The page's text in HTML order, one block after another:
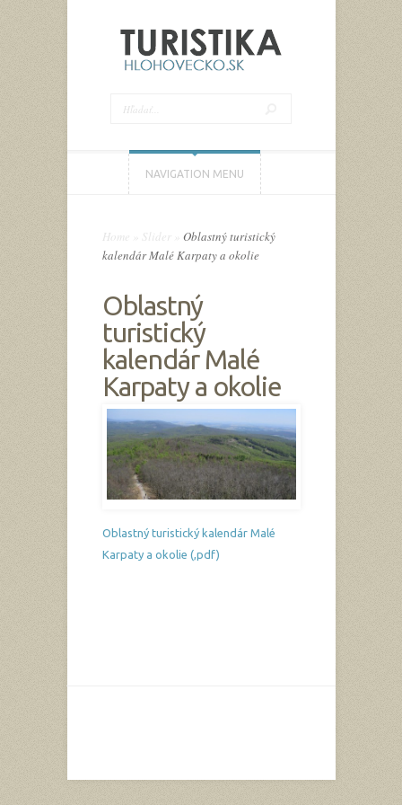
NAVIGATION MENU
Home Slider
Oblastný turistický
kalendár Malé Karpaty a okolie
Oblastný
turistický
kalendár Malé
Karpaty a okolie
Oblastný turistický kalendár Malé
Karpaty a okolie (,pdf)